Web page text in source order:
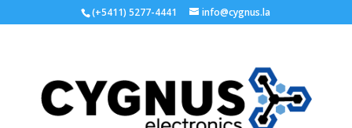
(+5411) 5277-4441 info@cygnus.la